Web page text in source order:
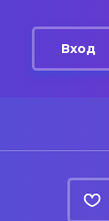
Вход